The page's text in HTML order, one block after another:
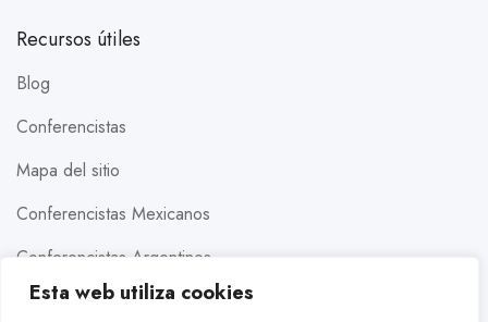
Esta web utiliza cookies
Recursos útiles
Blog
Conferencistas
Mapa del sitio
Conferencistas Mexicanos
Conferencistas Argentinos
Conferencistas Estados Unidos